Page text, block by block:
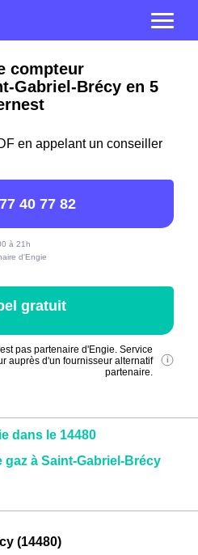
compteur
Gabriel-Brécy en 5
en appelant un conseiller
40 77 82
à 21h
d'Engie
gratuit
pas partenaire d'Engie. Service
auprès d'un fournisseur alternatif
partenaire.
dans le 14480
à Saint-Gabriel-Brécy
(14480)